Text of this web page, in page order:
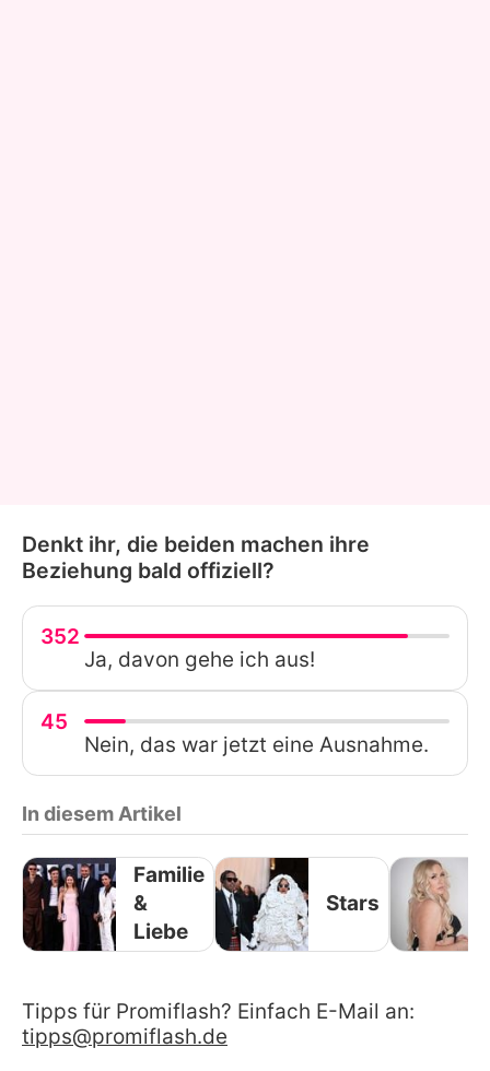
Denkt ihr, die beiden machen ihre
Beziehung bald offiziell?
352
Ja, davon gehe ich aus!
45
Nein, das war jetzt eine Ausnahme.
In diesem Artikel
Familie
&
Liebe
Stars
Tipps für Promiflash? Einfach E-Mail an:
tipps@promiflash.de